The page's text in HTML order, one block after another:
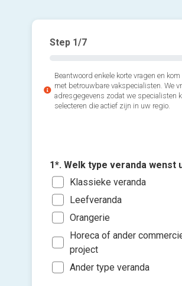
Step 1/7
Beantwoord enkele korte vragen en
met betrouwbare vakspecialisten. We
adresgegevens zodat we specialisten
selecteren die actief zijn in uw regio.
1*. Welk type veranda wenst
Klassieke veranda
Leefveranda
Orangerie
Horeca of ander
project
Ander type veranda